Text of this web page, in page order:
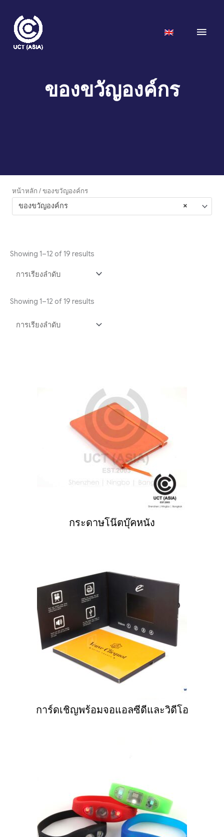
content
Main
ของขวัญองค์กร
หน้าหลัก / ของขวัญองค์กร
×
ของขวัญองค์กร
Showing 1–12 of 19 results
Showing 1–12 of 19 results
กระดาษโน๊ตบุ๊คหนัง
การ์ดเชิญพร้อมจอแอลซีดีและวิดีโอ